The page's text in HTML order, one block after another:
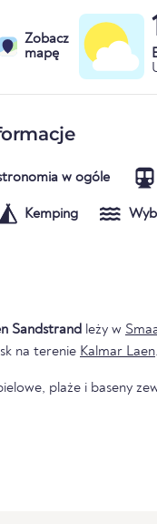
Zobacz
mapę
w ogóle
Kemping
Sandstrand leży w
na terenie Kalmar Laen.
plaże i baseny